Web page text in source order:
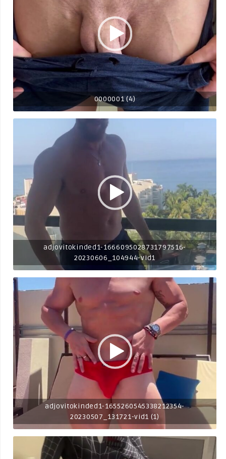
0000001 (4)
adjovitokinded1-1666095028731797516-
20230606_104944-vid1
adjovitokinded1-1655260545338212354-
20230507_131721-vid1 (1)